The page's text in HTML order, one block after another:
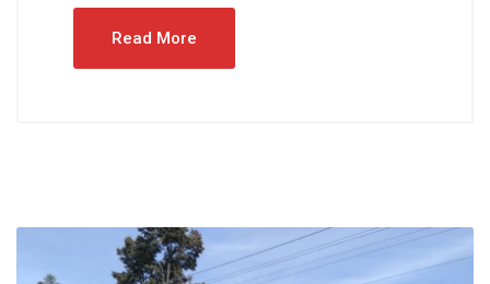
Read More